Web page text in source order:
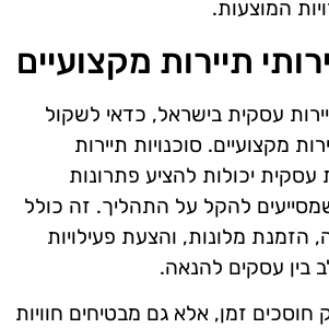
המוצעות.
תיירות מקצועיים
עסקית בישראל, כדאי לשקול
מקצועיים. סוכנויות תיירות
יכולות להציע פתרונות
להקל על התהליך. זה כולל
הזמנת מלונות, והצעת פעילויות
בין עסקים להנאה.
חוסכים זמן, אלא גם מבטיחים חוויות